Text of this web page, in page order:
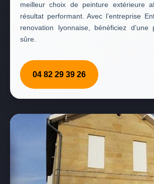
meilleur choix de peinture extérieure
résultat performant. Avec l’entreprise
renovation lyonnaise, bénéficiez d’une
sûre.
04 82 29 39 26